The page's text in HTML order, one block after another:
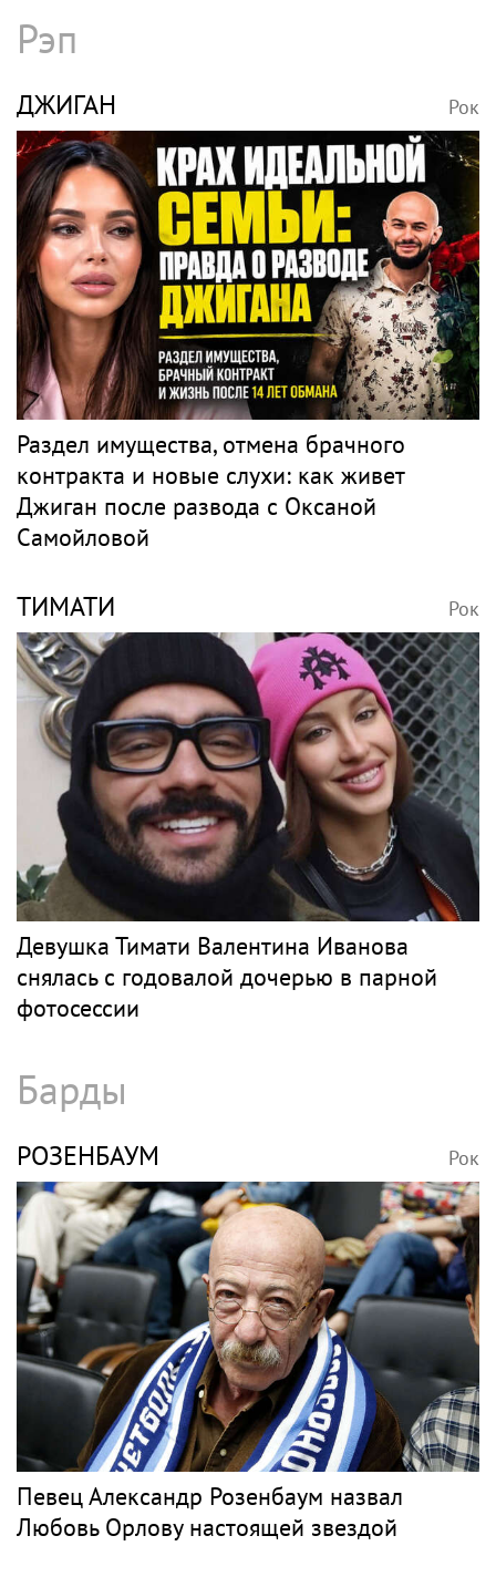
Рэп
ДЖИГАН Рок
Раздел имущества, отмена брачного
контракта и новые слухи: как живет
Джиган после развода с Оксаной
Самойловой
ТИМАТИ Рок
Девушка Тимати Валентина Иванова
снялась с годовалой дочерью в парной
фотосессии
Барды
РОЗЕНБАУМ Рок
Певец Александр Розенбаум назвал
Любовь Орлову настоящей звездой